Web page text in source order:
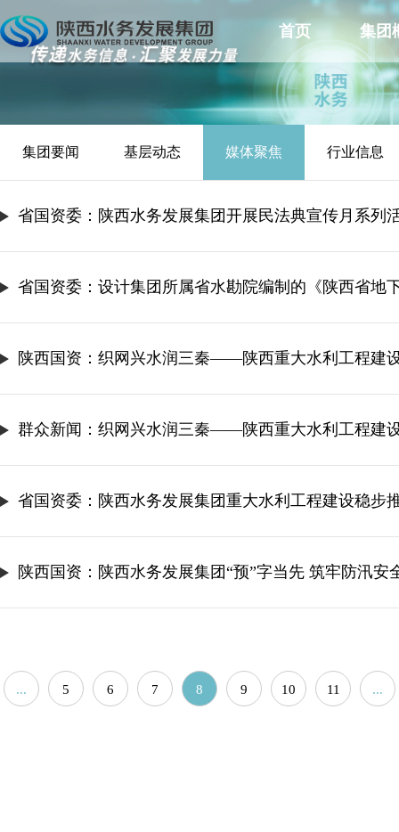
首页 集团
集团要闻 基层动态 媒体聚焦 行业信息
省国资委：陕西水务发展集团开展民法典宣传月系列
省国资委：设计集团所属省水勘院编制的《陕西省地
陕西国资：织网兴水润三秦——陕西重大水利工程建
群众新闻：织网兴水润三秦——陕西重大水利工程建
省国资委：陕西水务发展集团重大水利工程建设稳步
陕西国资：陕西水务发展集团“预”字当先 筑牢防汛安
... 5 6 7 8 9 10 11 ...